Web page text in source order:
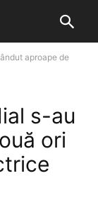
aproape de
s-au
ori